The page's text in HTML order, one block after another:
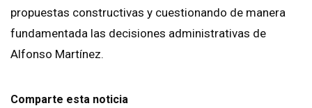
propuestas constructivas y cuestionando de manera
fundamentada las decisiones administrativas de
Alfonso Martínez.
Comparte esta noticia